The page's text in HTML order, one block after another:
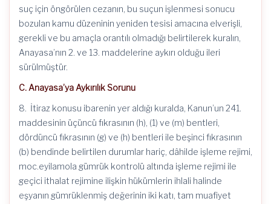
suç için öngörülen cezanın, bu suçun işlenmesi sonucu
bozulan kamu düzeninin yeniden tesisi amacına elverişli,
gerekli ve bu amaçla orantılı olmadığı belirtilerek kuralın,
Anayasa’nın 2. ve 13. maddelerine aykırı olduğu ileri
sürülmüştür.
C. Anayasa’ya Aykırılık Sorunu
8. İtiraz konusu ibarenin yer aldığı kuralda, Kanun’un 241.
maddesinin üçüncü fıkrasının (h), (1) ve (m) bentleri,
dördüncü fıkrasının (g) ve (h) bentleri ile beşinci fıkrasının
(b) bendinde belirtilen durumlar hariç, dâhilde işleme rejimi,
moc.eyilamola gümrük kontrolü altında işleme rejimi ile
geçici ithalat rejimine ilişkin hükümlerin ihlali halinde
eşyanın gümrüklenmiş değerinin iki katı, tam muafiyet